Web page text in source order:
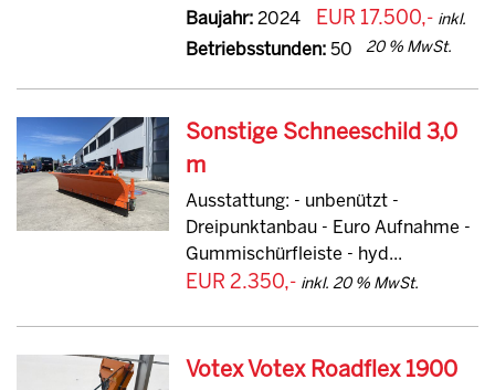
Baujahr:2024
Betriebsstunden:50
EUR 17.500,- inkl.
20 % MwSt.
Sonstige Schneeschild 3,0
m
Ausstattung: - unbenützt -
Dreipunktanbau - Euro Aufnahme -
Gummischürfleiste - hyd...
EUR 2.350,- inkl. 20 % MwSt.
Votex Votex Roadflex 1900